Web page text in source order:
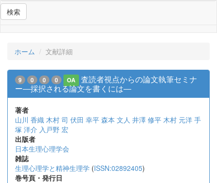
検索
ホーム 文献詳細
9 0 0 0 OA
査読者視点からの論文執筆セミナ
ー―採択される論文を書くには―
著者
山川 香織 木村 司 伏田 幸平 森本 文人 井澤 修平 木村 元洋 手
塚 洋介 入戸野 宏
出版者
日本生理心理学会
雑誌
生理心理学と精神生理学 (ISSN:02892405)
巻号頁・発行日